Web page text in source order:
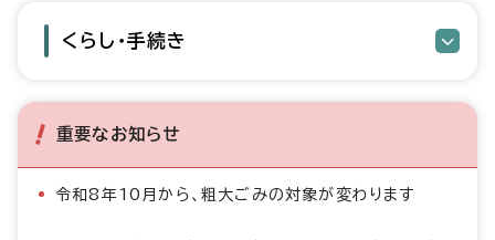
くらし・手続き
重要なお知らせ
令和8年10月から、粗大ごみの対象が変わります